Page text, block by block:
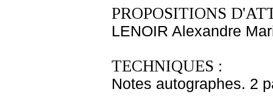
PROPOSITIONS
LENOIR Alexandre
TECHNIQUES :
Notes autographes. 2